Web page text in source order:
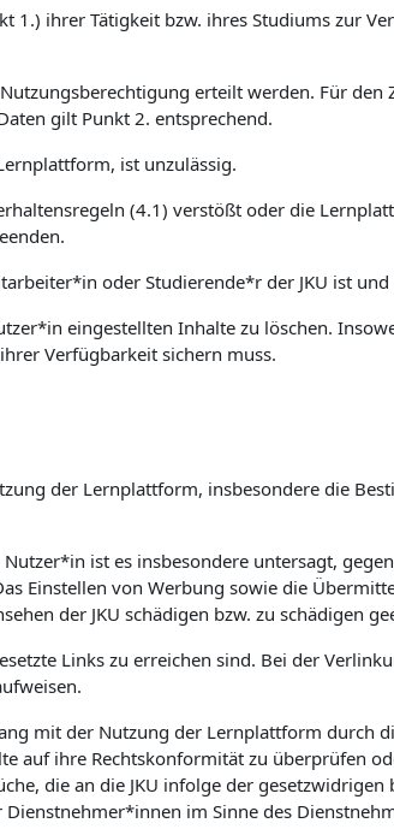
ihrer Tätigkeit bzw. ihres Studiums zur
erteilt werden. Für
gilt Punkt 2. entsprechend.
ist unzulässig.
(4.1) verstößt oder die
oder Studierende*r der JKU ist und
eingestellten Inhalte zu löschen.
Verfügbarkeit sichern muss.
der Lernplattform, insbesondere die
ist es insbesondere untersagt,
Einstellen von Werbung sowie die
der JKU schädigen bzw. zu schädigen
Links zu erreichen sind. Bei der
mit der Nutzung der Lernplattform durch
auf ihre Rechtskonformität zu überprüfen
die an die JKU infolge der gesetzwidrigen
im Sinne des